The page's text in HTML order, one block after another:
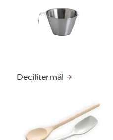
Decilitermål